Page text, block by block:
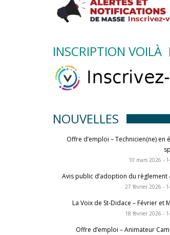
INSCRIPTION VOILÀ
NOUVELLES
Offre d’emploi – Technicien(ne) en
10 mars 2026 -
Avis public d’adoption du règlement
27 février 2026 -
La Voix de St-Didace – Février et
18 février 2026 -
Offre d’emploi – Animateur